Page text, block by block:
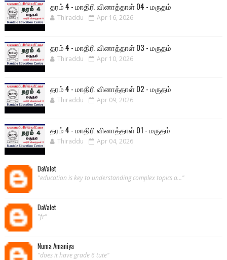
தரம் 4 - மாதிரி வினாத்தாள் 04 - மருதம்
Thiraddu Apr 16, 2026
தரம் 4 - மாதிரி வினாத்தாள் 03 - மருதம்
Thiraddu Apr 10, 2026
தரம் 4 - மாதிரி வினாத்தாள் 02 - மருதம்
Thiraddu Apr 09, 2026
தரம் 4 - மாதிரி வினாத்தாள் 01 - மருதம்
Thiraddu Apr 04, 2026
DaValet
"education is key to understanding complex topics a..."
DaValet
"fr"
Numa Amaniya
"does it have grade 6 tute"